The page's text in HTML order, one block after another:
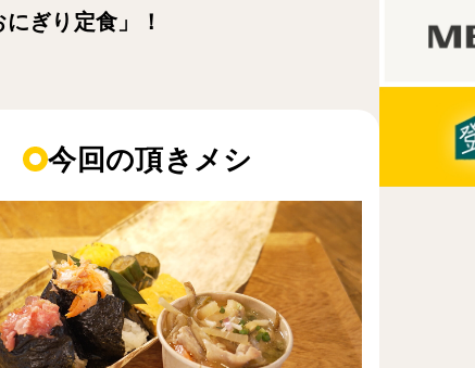
ぎり定食」！
今回の頂きメシ